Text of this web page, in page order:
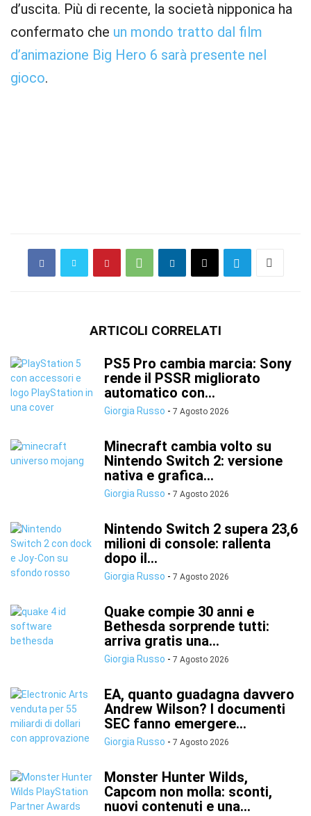
d’uscita. Più di recente, la società nipponica ha
confermato che un mondo tratto dal film
d’animazione Big Hero 6 sarà presente nel
gioco.
ARTICOLI CORRELATI
PS5 Pro cambia marcia: Sony
rende il PSSR migliorato
automatico con...
Giorgia Russo - 7 Agosto 2026
Minecraft cambia volto su
Nintendo Switch 2: versione
nativa e grafica...
Giorgia Russo - 7 Agosto 2026
Nintendo Switch 2 supera 23,6
milioni di console: rallenta
dopo il...
Giorgia Russo - 7 Agosto 2026
Quake compie 30 anni e
Bethesda sorprende tutti:
arriva gratis una...
Giorgia Russo - 7 Agosto 2026
EA, quanto guadagna davvero
Andrew Wilson? I documenti
SEC fanno emergere...
Giorgia Russo - 7 Agosto 2026
Monster Hunter Wilds,
Capcom non molla: sconti,
nuovi contenuti e una...